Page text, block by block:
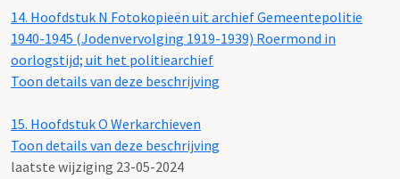
14. Hoofdstuk N Fotokopieën uit archief Gemeentepolitie
1940-1945 (Jodenvervolging 1919-1939) Roermond in
oorlogstijd; uit het politiearchief
Toon details van deze beschrijving
15. Hoofdstuk O Werkarchieven
Toon details van deze beschrijving
laatste wijziging 23-05-2024